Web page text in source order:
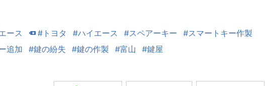
ース #トヨタ #ハイエース #スペアーキー
#スマートキー作製
追加
#鍵の紛失 #鍵の作製 #富山 #鍵屋